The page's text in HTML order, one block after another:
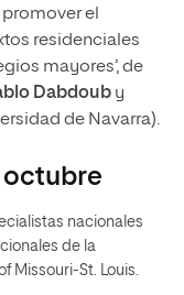
el
residenciales
mayores’, de
Dabdouby
de Navarra).
octubre
nacionales
de la
Missouri-St. Louis.